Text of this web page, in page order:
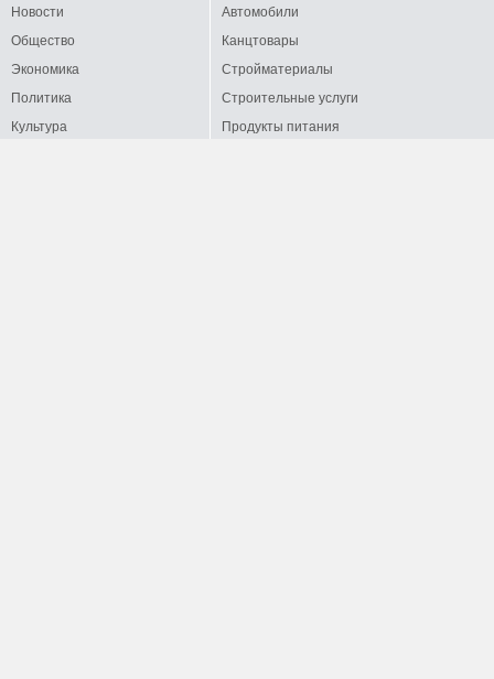
Новости
Общество
Экономика
Политика
Культура
Автомобили
Канцтовары
Стройматериалы
Строительные услуги
Продукты питания